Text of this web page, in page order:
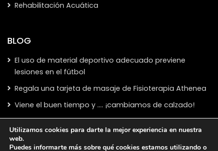
Rehabilitación Acuática
BLOG
El uso de material deportivo adecuado previene
lesiones en el fútbol
Regala una tarjeta de masaje de Fisioterapia Athenea
Viene el buen tiempo y …. ¡cambiamos de calzado!
Utilizamos cookies para darte la mejor experiencia en nuestra
web.
Puedes informarte más sobre qué cookies estamos utilizando o